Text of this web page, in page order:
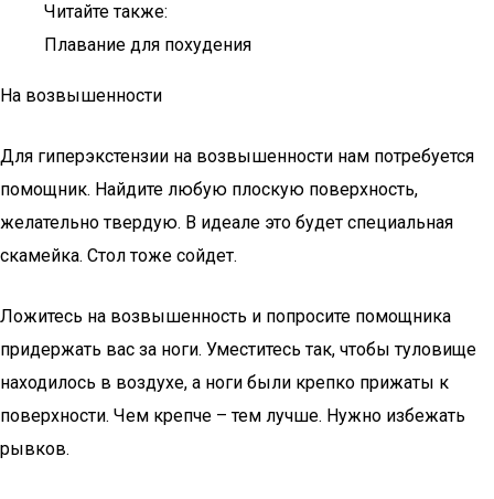
Читайте также:
Плавание для похудения
На возвышенности
Для гиперэкстензии на возвышенности нам потребуется
помощник. Найдите любую плоскую поверхность,
желательно твердую. В идеале это будет специальная
скамейка. Стол тоже сойдет.
Ложитесь на возвышенность и попросите помощника
придержать вас за ноги. Уместитесь так, чтобы туловище
находилось в воздухе, а ноги были крепко прижаты к
поверхности. Чем крепче – тем лучше. Нужно избежать
рывков.